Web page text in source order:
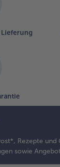
Lieferung
Rezepte und
sowie